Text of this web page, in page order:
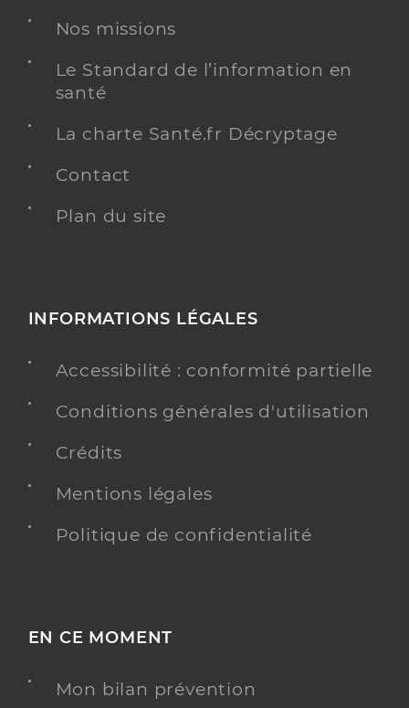
Nos missions
Le Standard de l’information en
santé
La charte Santé.fr Décryptage
Contact
Plan du site
INFORMATIONS LÉGALES
Accessibilité : conformité partielle
Conditions générales d'utilisation
Crédits
Mentions légales
Politique de confidentialité
EN CE MOMENT
Mon bilan prévention